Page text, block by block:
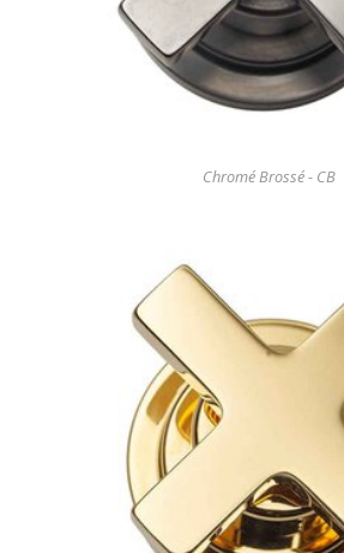
Chromé Brossé - CB